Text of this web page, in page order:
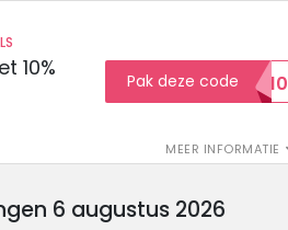
10%
MEER INFORMATIE
Pak deze codeSALE10
6 augustus 2026